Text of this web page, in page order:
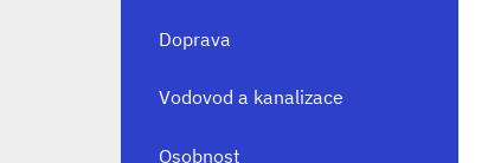
Doprava
Vodovod a kanalizace
Osobnost